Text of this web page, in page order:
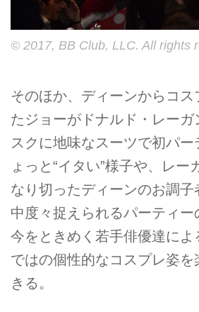
© 2017, BB Club, LLC. All rights
そのほか、ディーンからコ
たジョーがドナルド・レーガ
スクに地味なスーツで初パー
ょっと“イタい”様子や、レー
なり切ったディーンのお調子
中度々捉えられるパーティー
今をときめく若手俳優達によ
ではの個性的なコスプレ姿
きる。